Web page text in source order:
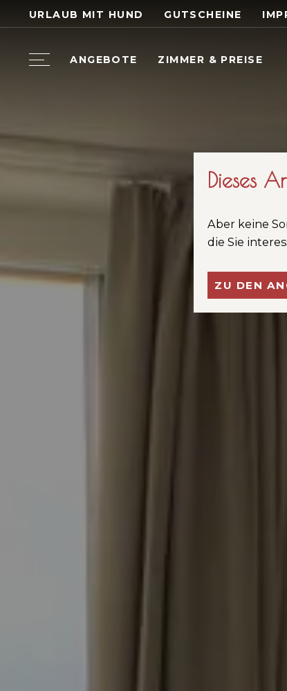
URLAUB MIT HUND GUTSCHEINE
ANGEBOTE ZIMMER & PREISE
Dieses
Aber keine
die Sie
ZU DEN